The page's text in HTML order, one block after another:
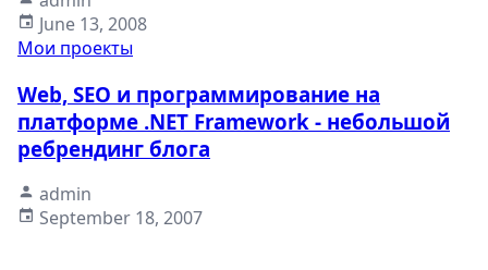
June 13, 2008
Мои проекты
Web, SEO и программирование на
платформе .NET Framework - небольшой
ребрендинг блога
admin
September 18, 2007